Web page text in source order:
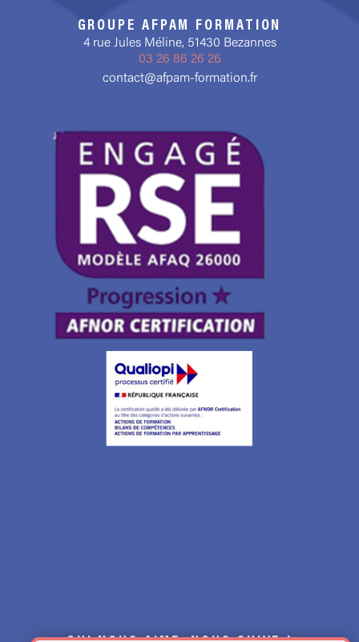
GROUPE AFPAM FORMATION
4 rue Jules Méline, 51430 Bezannes
03 26 86 26 26
contact@afpam-formation.fr